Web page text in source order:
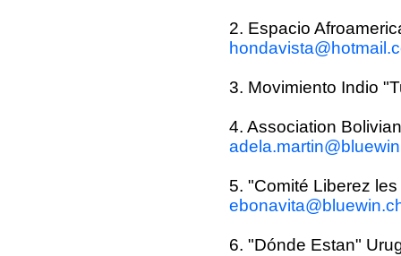
2. Espacio
3. Movimiento Indio
4. Association
5. "Comité Liberez
6. "Dónde Estan"